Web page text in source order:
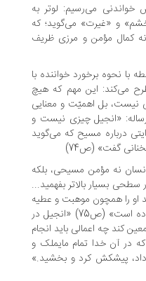
می­‌رسیم: لوتر به
«غیرت» می­‌گوید؛ که
مؤمن و مرزی ظریف
برخورد خواننده با
این مهم که هیچ
بل اهمیّت و معنایی
«انجیل چیزی نیست و
مسیح که می­‌گوید
(ص74)
مؤمن مسیحی، بلکه
بالاتر بفهمید...
همچون موهبت و عطیه­‌
ای بدانید و بپذیرید که خدا به شما داده است» (ص75) «انجیل در
اعمالی باید انجام
خدا تمام مایملک و
کرد و بخشید.»